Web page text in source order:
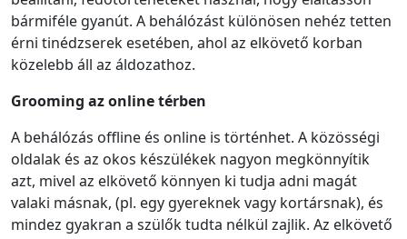
bármiféle gyanút. A behálózást különösen nehéz tetten
érni tinédzserek esetében, ahol az elkövető korban
közelebb áll az áldozathoz.
Grooming az online térben
A behálózás offline és online is történhet. A közösségi
oldalak és az okos készülékek nagyon megkönnyítik
azt, mivel az elkövető könnyen ki tudja adni magát
valaki másnak, (pl. egy gyereknek vagy kortársnak), és
mindez gyakran a szülők tudta nélkül zajlik. Az elkövető